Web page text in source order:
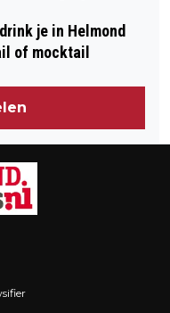
je in Helmond
of mocktail